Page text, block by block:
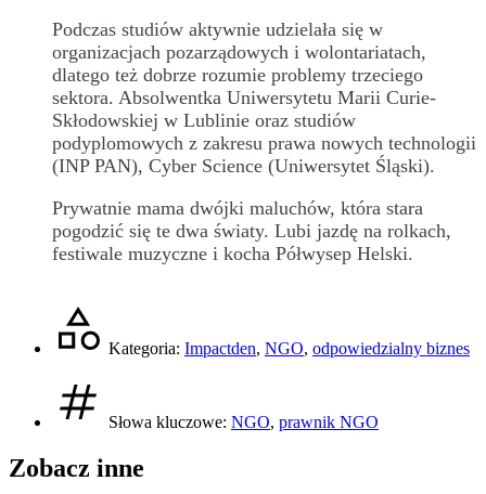
Podczas studiów aktywnie udzielała się w
organizacjach pozarządowych i wolontariatach,
dlatego też dobrze rozumie problemy trzeciego
sektora. Absolwentka Uniwersytetu Marii Curie-
Skłodowskiej w Lublinie oraz studiów
podyplomowych z zakresu prawa nowych technologii
(INP PAN), Cyber Science (Uniwersytet Śląski).
Prywatnie mama dwójki maluchów, która stara
pogodzić się te dwa światy. Lubi jazdę na rolkach,
festiwale muzyczne i kocha Półwysep Helski.
Kategoria: Impactden, NGO, odpowiedzialny biznes
Słowa kluczowe: NGO, prawnik NGO
Zobacz inne